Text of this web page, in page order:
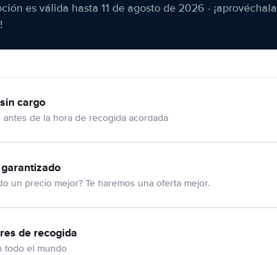
es válida hasta 11 de agosto de 2026 - ¡aprovéchala
sin cargo
antes de la hora de recogida acordada
un precio mejor? Te haremos una oferta mejor.
de recogida
todo el mundo